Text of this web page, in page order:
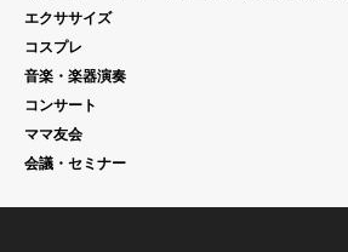
エクササイズ
コスプレ
音楽・楽器演奏
コンサート
ママ友会
会議・セミナー